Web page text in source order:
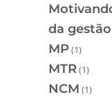
da
MP(1)
MTR(1)
NCM (1)